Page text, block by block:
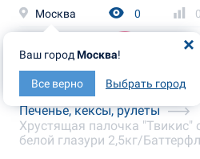
Москва
Ваш город Москва!
Все верно Выбрать город
0 0
Главная
Каталог
Печенье, кексы, рулеты
Хрустящая палочка "Твикис"
белой глазури 2,5кг/